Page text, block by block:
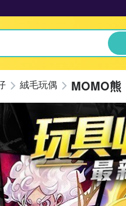
絨毛玩偶 MOMO熊